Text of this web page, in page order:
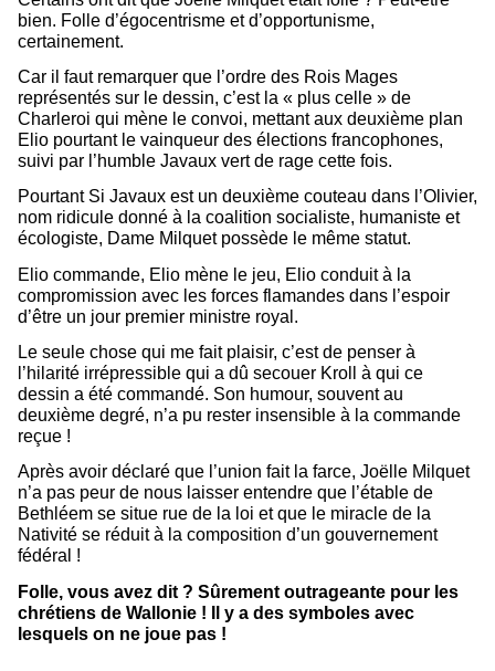
bien. Folle d’égocentrisme et d’opportunisme,
certainement.
Car il faut remarquer que l’ordre des Rois Mages
représentés sur le dessin, c’est la « plus celle » de
Charleroi qui mène le convoi, mettant aux deuxième plan
Elio pourtant le vainqueur des élections francophones,
suivi par l’humble Javaux vert de rage cette fois.
Pourtant Si Javaux est un deuxième couteau dans l’Olivier,
nom ridicule donné à la coalition socialiste, humaniste et
écologiste, Dame Milquet possède le même statut.
Elio commande, Elio mène le jeu, Elio conduit à la
compromission avec les forces flamandes dans l’espoir
d’être un jour premier ministre royal.
Le seule chose qui me fait plaisir, c’est de penser à
l’hilarité irrépressible qui a dû secouer Kroll à qui ce
dessin a été commandé. Son humour, souvent au
deuxième degré, n’a pu rester insensible à la commande
reçue !
Après avoir déclaré que l’union fait la farce, Joëlle Milquet
n’a pas peur de nous laisser entendre que l’étable de
Bethléem se situe rue de la loi et que le miracle de la
Nativité se réduit à la composition d’un gouvernement
fédéral !
Folle, vous avez dit ? Sûrement outrageante pour les
chrétiens de Wallonie ! Il y a des symboles avec
lesquels on ne joue pas !